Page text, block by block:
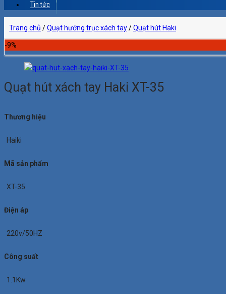
Tin tức
Trang chủ /Quạt hướng trục xách tay/Quạt hút Haki
-9%
Quạt hút xách tay Haki XT-35
Thương hiệu
Haiki
Mã sản phẩm
XT-35
Điện áp
220v/50HZ
Công suất
1.1Kw